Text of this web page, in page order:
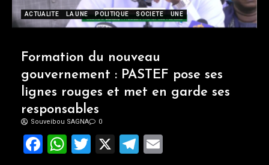
ACTUALITE LA UNE POLITIQUE SOCIETE UNE
Formation du nouveau
gouvernement : PASTEF pose ses
lignes rouges et met en garde ses
responsables
Souveibou SAGNA 0
Facebook
WhatsApp
Twitter
X Telegram